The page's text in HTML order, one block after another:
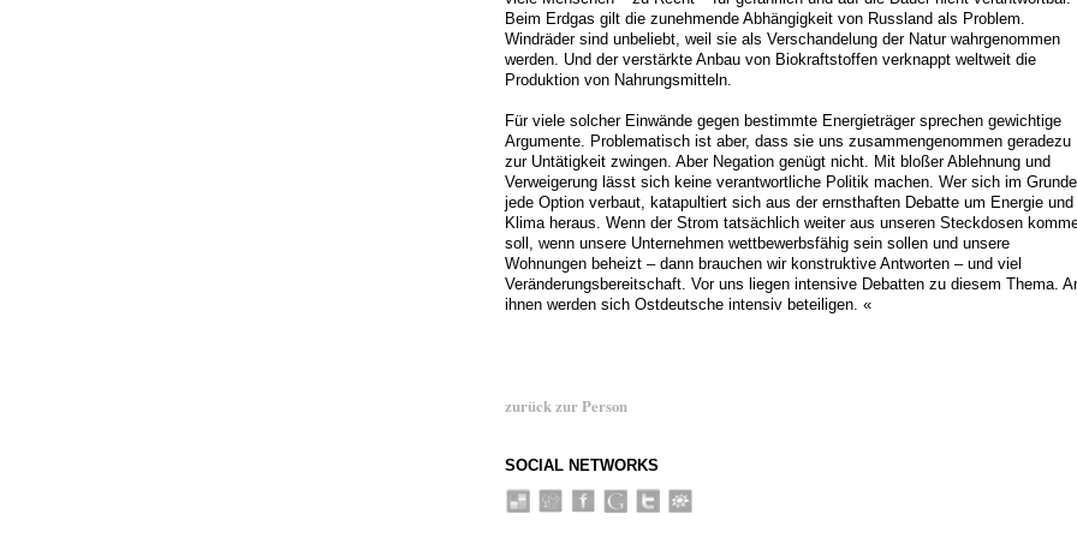
Beim Erdgas gilt die zunehmende Abhängigkeit von Russland als Problem.
Windräder sind unbeliebt, weil sie als Verschandelung der Natur wahrgenommen
werden. Und der verstärkte Anbau von Biokraftstoffen verknappt weltweit die
Produktion von Nahrungsmitteln.
Für viele solcher Einwände gegen bestimmte Energieträger sprechen gewichtige
Argumente. Problematisch ist aber, dass sie uns zusammengenommen geradezu
zur Untätigkeit zwingen. Aber Negation genügt nicht. Mit bloßer Ablehnung und
Verweigerung lässt sich keine verantwortliche Politik machen. Wer sich im Grunde
jede Option verbaut, katapultiert sich aus der ernsthaften Debatte um Energie und
Klima heraus. Wenn der Strom tatsächlich weiter aus unseren Steckdosen
soll, wenn unsere Unternehmen wettbewerbsfähig sein sollen und unsere
Wohnungen beheizt – dann brauchen wir konstruktive Antworten – und viel
Veränderungsbereitschaft. Vor uns liegen intensive Debatten zu diesem Thema.
ihnen werden sich Ostdeutsche intensiv beteiligen. «
zurück zur Person
SOCIAL NETWORKS